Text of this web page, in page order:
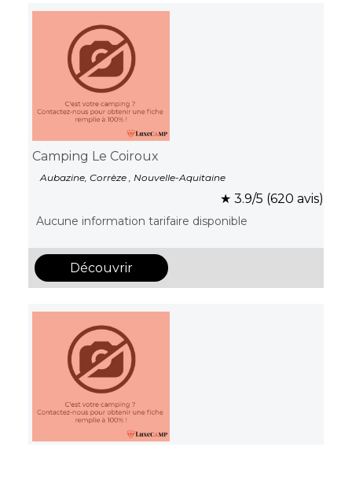
Camping Le Coiroux
Aubazine, Corrèze , Nouvelle-Aquitaine
★ 3.9/5 (620 avis)
Aucune information tarifaire disponible
Découvrir